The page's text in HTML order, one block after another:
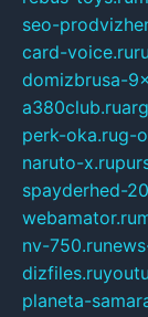
seo-
card-voice.ru
domizbrusa-
a380club.ru
perk-oka.rug-
naruto-x.ru
spayderhed-
webamator.ru
nv-750.ru
dizfiles.ru
planeta-